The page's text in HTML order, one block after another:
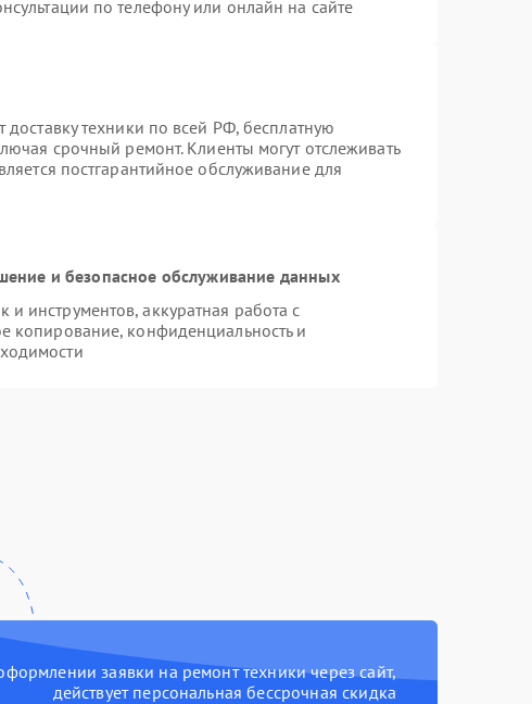
по телефону или онлайн на сайте
техники по всей РФ, бесплатную
срочный ремонт. Клиенты могут отслеживать
постгарантийное обслуживание для
и безопасное обслуживание данных
инструментов, аккуратная работа с
копирование, конфиденциальность и
заявки на ремонт техники через сайт,
действует персональная бессрочная скидка